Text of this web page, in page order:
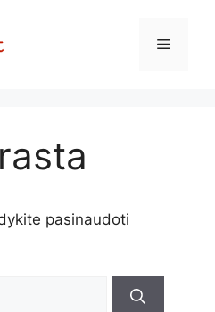
Meniu
pasinaudoti